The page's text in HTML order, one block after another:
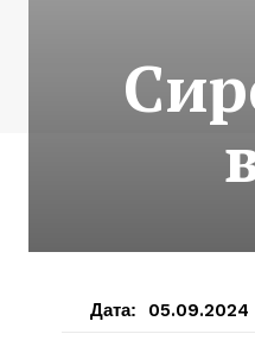
Дата: 05.09.2024